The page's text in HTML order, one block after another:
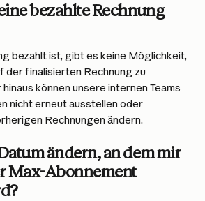
bezahlte Rechnung
bezahlt ist, gibt es keine Möglichkeit,
der finalisierten Rechnung zu
können unsere internen Teams
nicht erneut ausstellen oder
Rechnungen ändern.
ändern, an dem mir
Max-Abonnement